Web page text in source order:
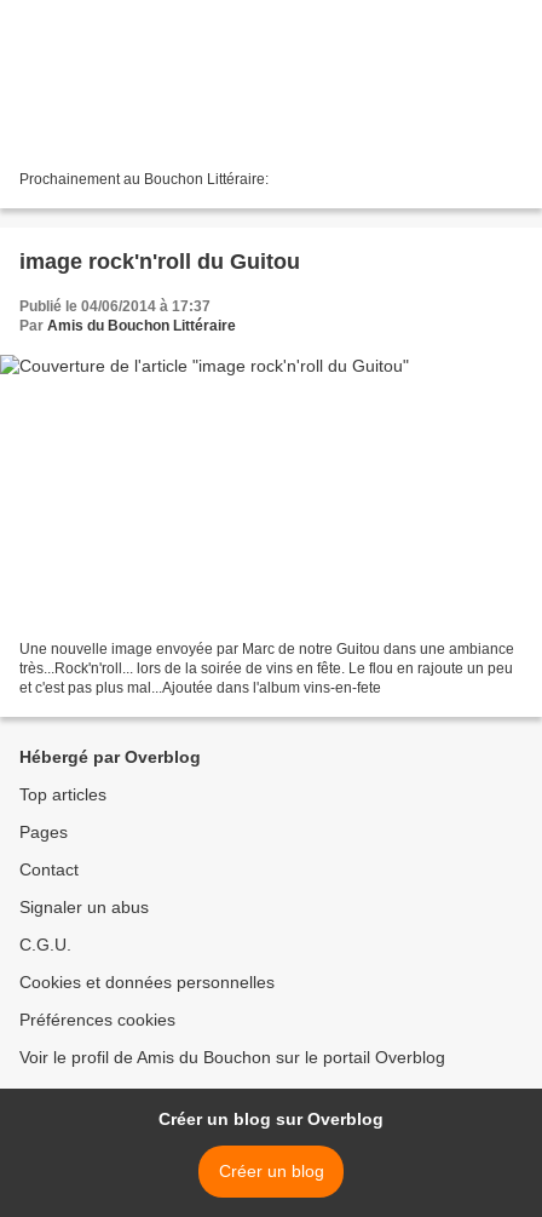
Prochainement au Bouchon Littéraire:
image rock'n'roll du Guitou
Publié le 04/06/2014 à 17:37
Par Amis du Bouchon Littéraire
Une nouvelle image envoyée par Marc de notre Guitou dans une ambiance
très...Rock'n'roll... lors de la soirée de vins en fête. Le flou en rajoute un peu
et c'est pas plus mal...Ajoutée dans l'album vins-en-fete
Hébergé par Overblog
Top articles
Pages
Contact
Signaler un abus
C.G.U.
Cookies et données personnelles
Préférences cookies
Voir le profil de Amis du Bouchon sur le portail Overblog
Créer un blog sur Overblog
Créer un blog